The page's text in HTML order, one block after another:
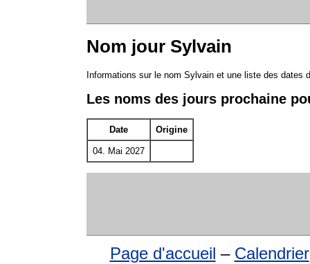
Nom jour Sylvain
Informations sur le nom Sylvain et une liste des dates
Les noms des jours prochaine
Date Origine
04. Mai 2027
Page d'accueil – Calendrier